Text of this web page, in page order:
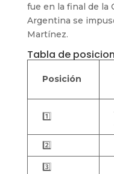
fue en la final de la
Argentina se
Martínez.
Tabla de
Posición
1️⃣
2️⃣
3️⃣